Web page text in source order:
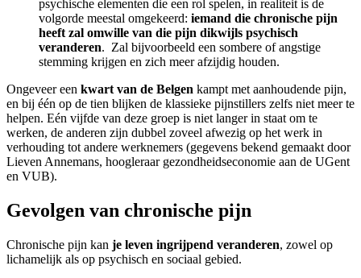
psychische elementen die een rol spelen, in realiteit is de
volgorde meestal omgekeerd: iemand die chronische pijn
heeft zal omwille van die pijn dikwijls psychisch
veranderen. Zal bijvoorbeeld een sombere of angstige
stemming krijgen en zich meer afzijdig houden.
Ongeveer een kwart van de Belgen kampt met aanhoudende pijn,
en bij één op de tien blijken de klassieke pijnstillers zelfs niet meer te
helpen. Eén vijfde van deze groep is niet langer in staat om te
werken, de anderen zijn dubbel zoveel afwezig op het werk in
verhouding tot andere werknemers (gegevens bekend gemaakt door
Lieven Annemans, hoogleraar gezondheidseconomie aan de UGent
en VUB).
Gevolgen van chronische pijn
Chronische pijn kan je leven ingrijpend veranderen, zowel op
lichamelijk als op psychisch en sociaal gebied.